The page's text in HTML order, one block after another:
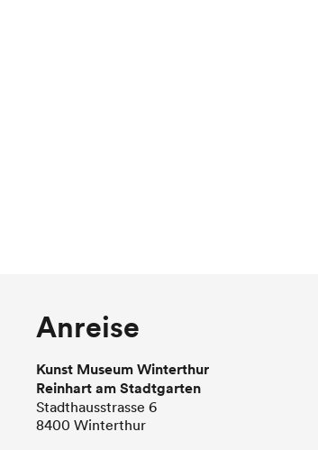
Anreise
Kunst Museum Winterthur
Reinhart am Stadtgarten
Stadthausstrasse 6
8400 Winterthur